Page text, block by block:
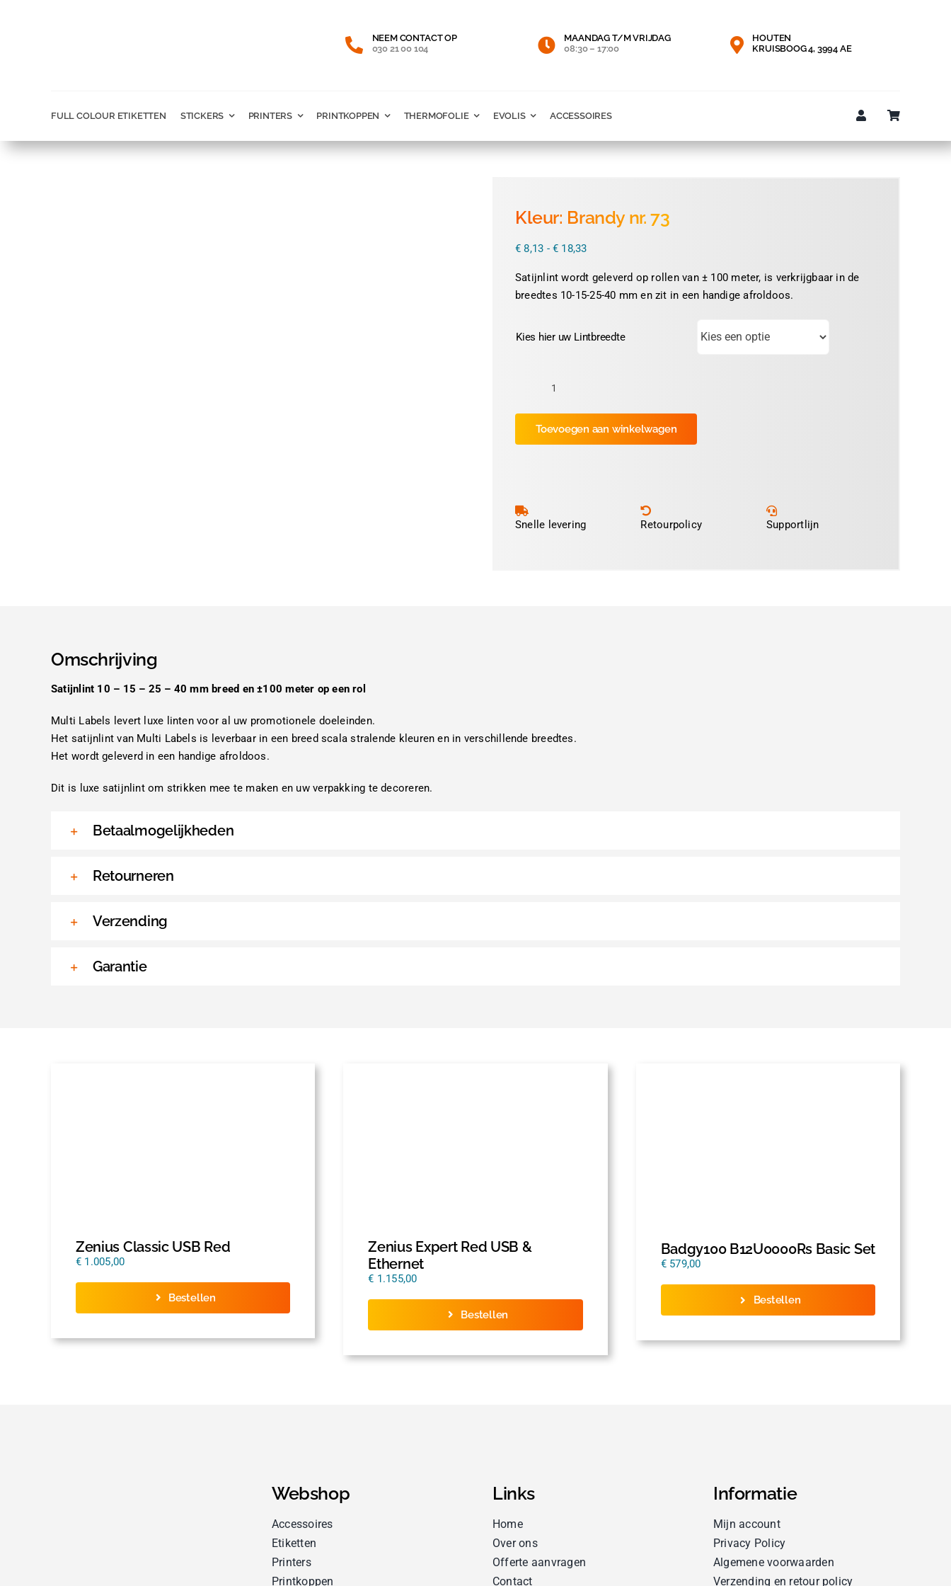
NEEM CONTACT OP
030 21 00 104
MAANDAG T/M VRIJDAG
08:30 – 17:00
HOUTEN
KRUISBOOG 4, 3994 AE
FULL COLOUR ETIKETTEN STICKERS PRINTERS PRINTKOPPEN THERMOFOLIE EVOLIS ACCESSOIRES
Kleur: Brandy nr. 73
€ 8,13 - € 18,33Prijsklasse:
tot
€ 18,33
Satijnlint wordt geleverd op rollen van ± 100 meter, is verkrijgbaar in de
breedtes 10-15-25-40 mm en zit in een handige afroldoos.
Kies hier uw Lintbreedte
Kleur:
Brandy
nr.
73
Toevoegen aan winkelwagen
Snelle levering Retourpolicy Supportlijn
Omschrijving
Satijnlint 10 – 15 – 25 – 40 mm breed en ±100 meter op een rol
Multi Labels levert luxe linten voor al uw promotionele doeleinden.
Het satijnlint van Multi Labels is leverbaar in een breed scala stralende kleuren en in verschillende breedtes.
Het wordt geleverd in een handige afroldoos.
Dit is luxe satijnlint om strikken mee te maken en uw verpakking te decoreren.
Betaalmogelijkheden
Retourneren
Verzending
Garantie
Zenius Classic USB Red
€ 1.005,00
Bestellen
Zenius Expert Red USB &
Ethernet
€ 1.155,00
Bestellen
Badgy100 B12U0000Rs Basic Set
€579,00
Bestellen
Webshop
Accessoires
Etiketten
Printers
Printkoppen
Links
Home
Over ons
Offerte aanvragen
Contact
Informatie
Mijn account
Privacy Policy
Algemene voorwaarden
Verzending en retour policy